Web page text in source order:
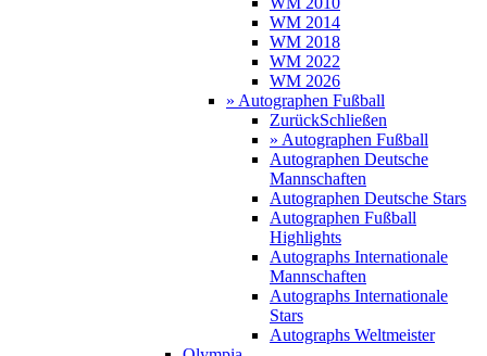
WM 2014
WM 2018
WM 2022
WM 2026
» Autographen Fußball
ZurückSchließen
» Autographen Fußball
Autographen Deutsche
Mannschaften
Autographen Deutsche Stars
Autographen Fußball
Highlights
Autographs Internationale
Mannschaften
Autographs Internationale
Stars
Autographs Weltmeister